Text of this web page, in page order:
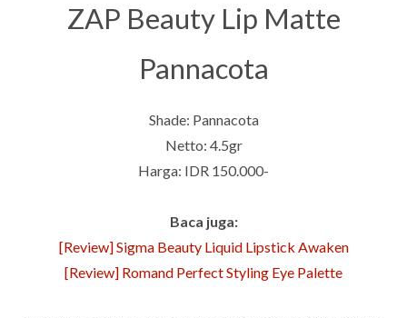
ZAP Beauty Lip Matte
Pannacota
Shade: Pannacota
Netto: 4.5gr
Harga: IDR 150.000-
Baca juga:
[Review] Sigma Beauty Liquid Lipstick Awaken
[Review] Romand Perfect Styling Eye Palette